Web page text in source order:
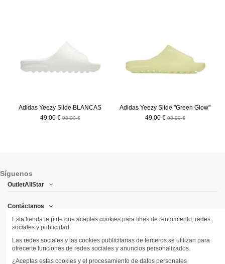
Adidas Yeezy Slide BLANCAS
49,00 € 98,00 €
Adidas Yeezy Slide "Green Glow"
49,00 € 98,00 €
Síguenos
OutletAllStar
Contáctanos
Síguenos
Newsletter
Esta tienda te pide que aceptes cookies para fines de rendimiento, redes
sociales y publicidad.
Las redes sociales y las cookies publicitarias de terceros se utilizan para
ofrecerte funciones de redes sociales y anuncios personalizados.
¿Aceptas estas cookies y el procesamiento de datos personales